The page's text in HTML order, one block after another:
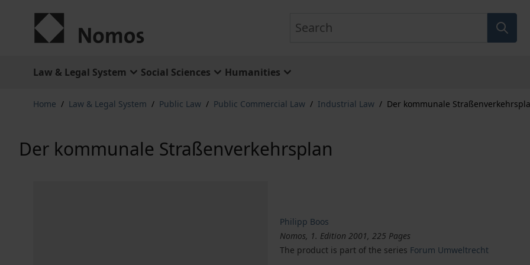
Law & Legal System Social Sciences Humanities
Home / Law & Legal System / Public Law / Public Commercial Law / Industrial Law / Der kommunale
Der kommunale Straßenverkehrsplan
Philipp Boos
Nomos, 1. Edition 2001, 225 Pages
The product is part of the series Forum Umweltrecht